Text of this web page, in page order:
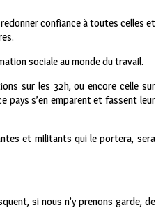
confiance à toutes celles et
sociale au monde du travail.
sur les 32h, ou encore celle sur
pays s’en emparent et fassent leur
et militants qui le portera, sera
si nous n’y prenons garde, de